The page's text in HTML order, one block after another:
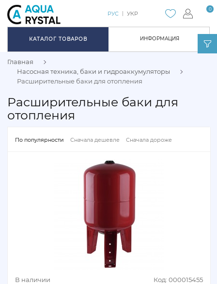
ИНФОРМАЦИЯ
0
РУС УКР
КАТАЛОГ ТОВАРОВ
Главная
Насосная техника, баки и гидроаккумуляторы
Расширительные баки для отопления
Расширительные баки для
отопления
По популярности Сначала дешевле Сначала дороже
В наличии Код: 000015455